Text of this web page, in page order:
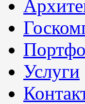
Услуги